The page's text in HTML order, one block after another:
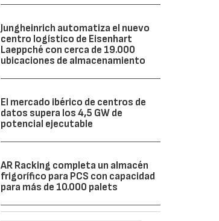
Jungheinrich automatiza el nuevo
centro logístico de Eisenhart
Laeppché con cerca de 19.000
ubicaciones de almacenamiento
El mercado ibérico de centros de
datos supera los 4,5 GW de
potencial ejecutable
AR Racking completa un almacén
frigorífico para PCS con capacidad
para más de 10.000 palets